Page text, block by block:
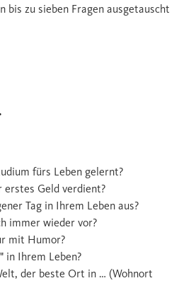
bis zu sieben Fragen ausgetauscht
fürs Leben gelernt?
erstes Geld verdient?
Tag in Ihrem Leben aus?
immer wieder vor?
mit Humor?
in Ihrem Leben?
der beste Ort in … (Wohnort